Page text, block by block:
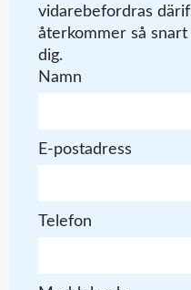
vidarebefordras
återkommer så snart
dig.
Namn
E-postadress
Telefon